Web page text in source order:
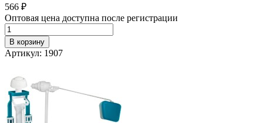
566 ₽
Оптовая цена доступна после регистрации
В корзину
Артикул: 1907